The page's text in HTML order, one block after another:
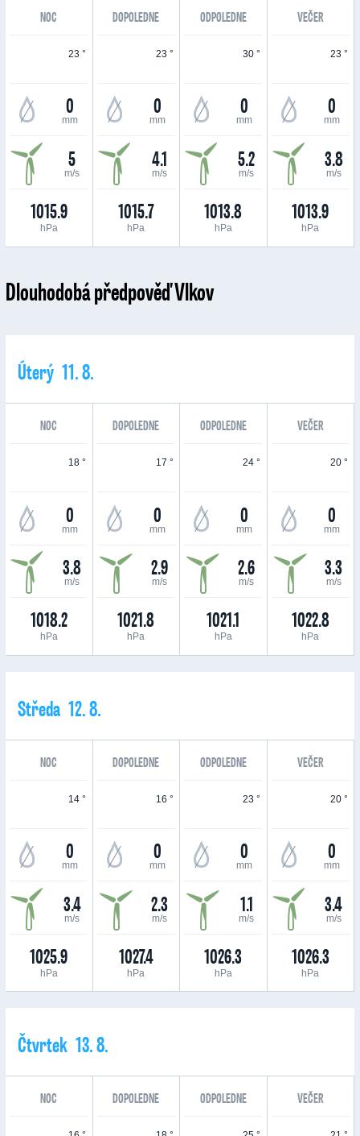
NOC DOPOLEDNE ODPOLEDNE VEČER
23 °
0
mm
5
m/s
1015.9
hPa
23 °
0
mm
4.1
m/s
1015.7
hPa
30 °
0
mm
5.2
m/s
1013.8
hPa
23 °
0
mm
3.8
m/s
1013.9
hPa
Dlouhodobá předpověď Vlkov
Úterý 11. 8.
NOC DOPOLEDNE ODPOLEDNE VEČER
18 °
0
mm
3.8
m/s
1018.2
hPa
17 °
0
mm
2.9
m/s
1021.8
hPa
24 °
0
mm
2.6
m/s
1021.1
hPa
20 °
0
mm
3.3
m/s
1022.8
hPa
Středa 12. 8.
NOC DOPOLEDNE ODPOLEDNE VEČER
14 °
0
mm
3.4
m/s
1025.9
hPa
16 °
0
mm
2.3
m/s
1027.4
hPa
23 °
0
mm
1.1
m/s
1026.3
hPa
20 °
0
mm
3.4
m/s
1026.3
hPa
Čtvrtek 13. 8.
NOC DOPOLEDNE ODPOLEDNE VEČER